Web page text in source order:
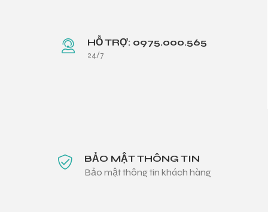
HỖ TRỢ: 0975.000.565
24/7
BẢO MẬT THÔNG TIN
Bảo mật thông tin khách hàng